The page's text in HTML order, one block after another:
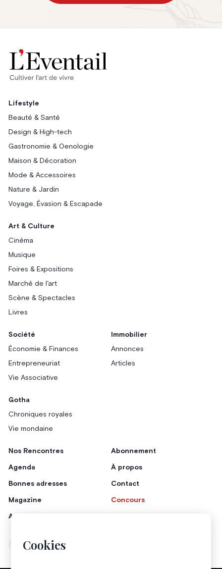
Cookies
Lifestyle
Beauté & Santé
Design & High-tech
Gastronomie & Oenologie
Maison & Décoration
Mode & Accessoires
Nature & Jardin
Voyage, Évasion & Escapade
Art & Culture
Cinéma
Musique
Foires & Expositions
Marché de l'art
Scène & Spectacles
Livres
Société
Économie & Finances
Entrepreneuriat
Vie Associative
Immobilier
Annonces
Articles
Gotha
Chroniques royales
Vie mondaine
Nos Rencontres
Agenda
Bonnes adresses
Magazine
Annonceurs
Abonnement
À propos
Contact
Concours
Instagram